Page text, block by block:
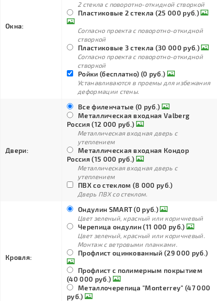
Окна:
2 стекла с поворотно-откидной створкой
Пластиковые 2 стекла (25 000 руб.)
Согласно проекта с поворотно-откидной
створкой
Пластиковые 3 стекла (30 000 руб.)
Согласно проекта с поворотно-откидной
створкой
Ройки (бесплатно) (0 руб.)
Устанавливаются в проемы для избежания
деформации стены.
Двери:
Все филенчатые (0 руб.)
Металлическая входная Valberg
Россия (12 000 руб.)
Металлическая входная дверь с
утеплением
Металлическая входная Кондор
Россия (15 000 руб.)
Металлическая входная дверь с
утеплением
ПВХ со стеклом (8 000 руб.)
Дверь ПВХ со стеклом.
Кровля:
Ондулин SMART (0 руб.)
Цвет зеленый, красный или коричневый
Черепица ондулин (11 000 руб.)
Цвет зеленый, красный или коричневый.
Монтаж с ветровыми планками.
Профлист оцинкованный (29 000 руб.)
Профлист с полимерным покрытием
(40 000 руб.)
Металлочерепица "Monterrey" (47 000
руб.)